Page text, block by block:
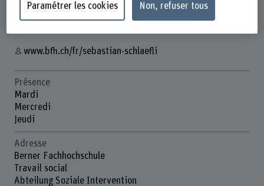
+41 31 848 64 93
www.bfh.ch/fr/sebastian-schlaefli
Présence
Mardi
Mercredi
Jeudi
Adresse
Berner Fachhochschule
Travail social
Abteilung Soziale Intervention
Paramétrer les cookies Non, refuser tous